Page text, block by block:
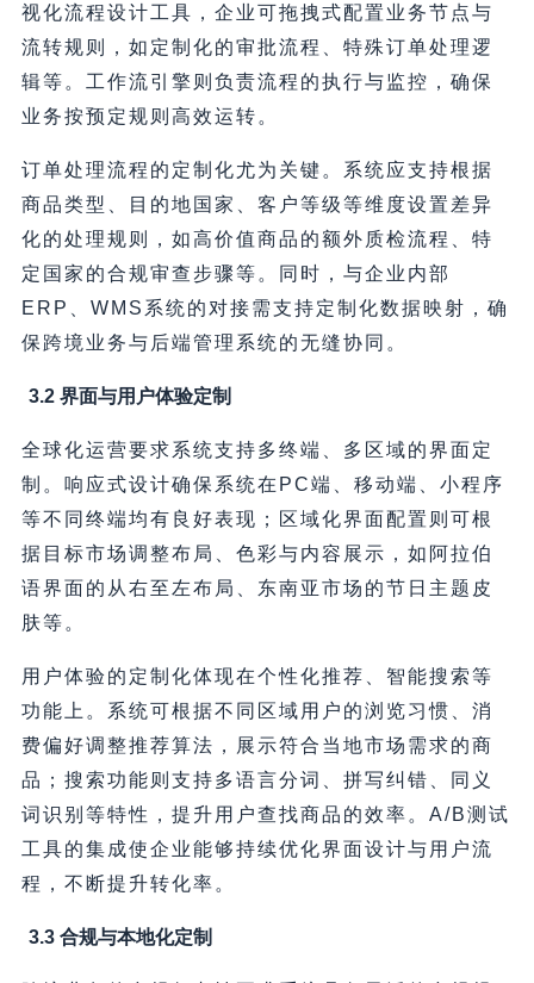
视化流程设计工具，企业可拖拽式配置业务节点与
流转规则，如定制化的审批流程、特殊订单处理逻
辑等。工作流引擎则负责流程的执行与监控，确保
业务按预定规则高效运转。
订单处理流程的定制化尤为关键。系统应支持根据
商品类型、目的地国家、客户等级等维度设置差异
化的处理规则，如高价值商品的额外质检流程、特
定国家的合规审查步骤等。同时，与企业内部
ERP、WMS系统的对接需支持定制化数据映射，确
保跨境业务与后端管理系统的无缝协同。
3.2 界面与用户体验定制
全球化运营要求系统支持多终端、多区域的界面定
制。响应式设计确保系统在PC端、移动端、小程序
等不同终端均有良好表现；区域化界面配置则可根
据目标市场调整布局、色彩与内容展示，如阿拉伯
语界面的从右至左布局、东南亚市场的节日主题皮
肤等。
用户体验的定制化体现在个性化推荐、智能搜索等
功能上。系统可根据不同区域用户的浏览习惯、消
费偏好调整推荐算法，展示符合当地市场需求的商
品；搜索功能则支持多语言分词、拼写纠错、同义
词识别等特性，提升用户查找商品的效率。A/B测试
工具的集成使企业能够持续优化界面设计与用户流
程，不断提升转化率。
3.3 合规与本地化定制